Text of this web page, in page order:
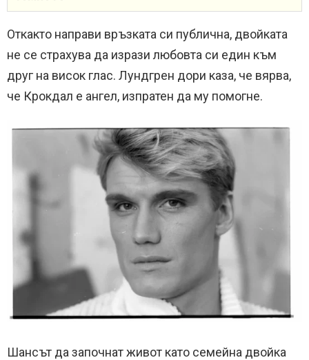
Откакто направи връзката си публична, двойката
не се страхува да изрази любовта си един към
друг на висок глас. Лундгрен дори каза, че вярва,
че Крокдал е ангел, изпратен да му помогне.
Шансът да започнат живот като семейна двойка